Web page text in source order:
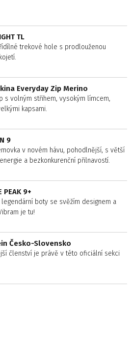
TL
trekové hole s prodlouženou
Everyday Zip Merino
s volným střihem, vysokým límcem,
kapsami.
9
v novém hávu, pohodlnější, s větší
a bezkonkurenční přilnavostí.
PEAK 9+
boty se svěžím designem a
je tu!
Česko-Slovensko
členství je právě v této oficiální sekci